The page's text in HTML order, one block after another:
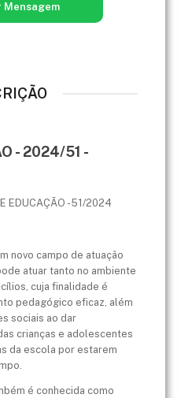
Mensagem
- 2024/51 -
EDUCAÇÃO - 51/2024
novo campo de atuação
atuar tanto no ambiente
cuja finalidade é
pedagógico eficaz, além
sociais ao dar
crianças e adolescentes
da escola por estarem
é conhecida como